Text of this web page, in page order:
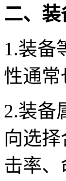
二、
1.装备
性通常
2.装备
向选
击率